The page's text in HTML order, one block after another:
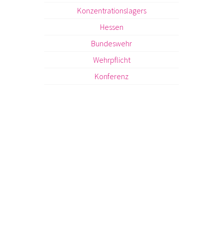
Konzentrationslagers
Hessen
Bundeswehr
Wehrpflicht
Konferenz